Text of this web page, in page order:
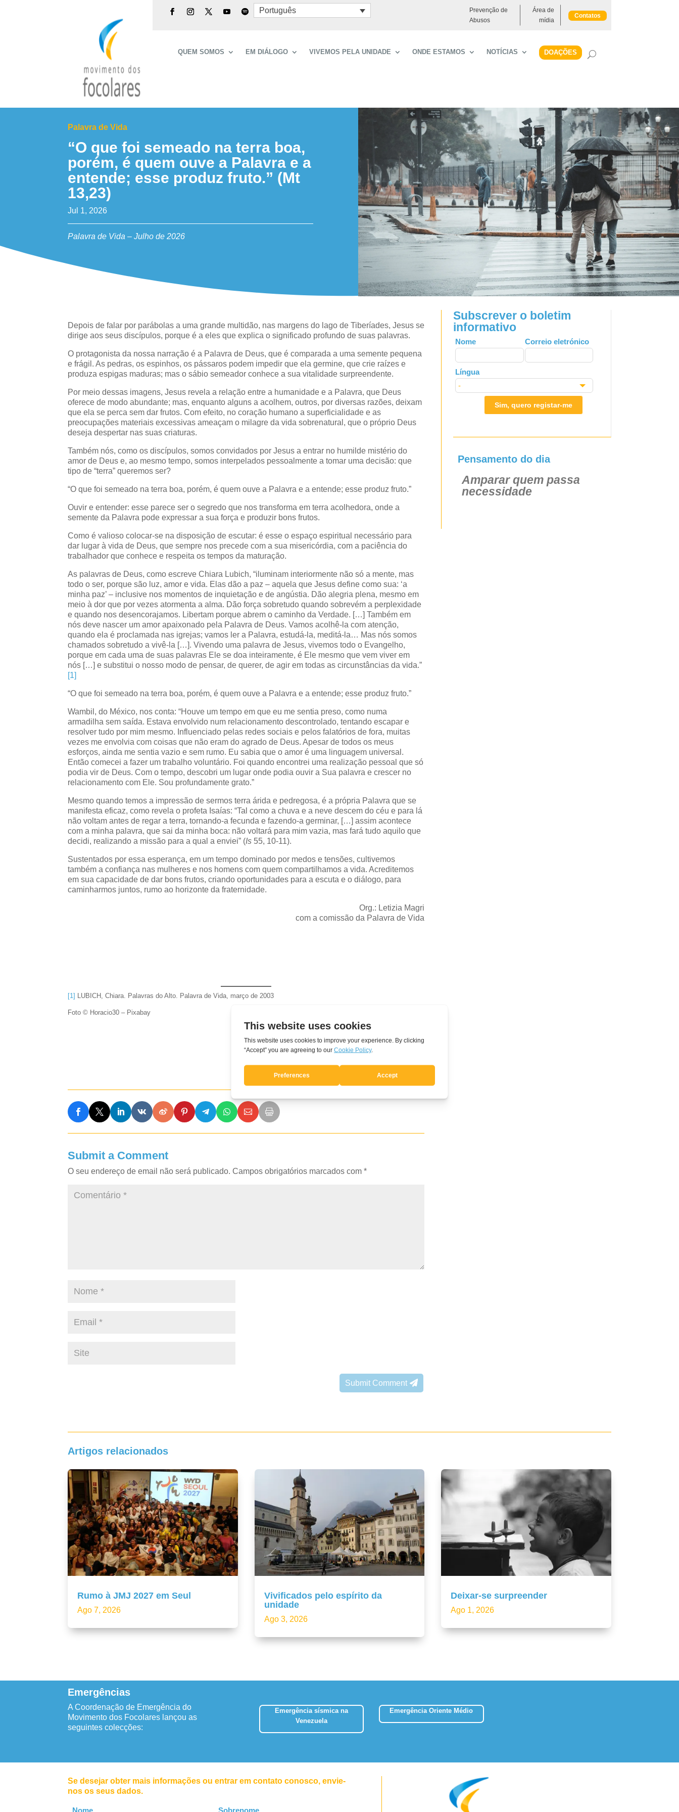
Português
Prevenção de
Abusos
Área de
mídia
Contatos
QUEM SOMOS EM DIÁLOGO VIVEMOS PELA UNIDADE ONDE ESTAMOS NOTÍCIAS DOAÇÕES
Palavra de Vida
“O que foi semeado na terra boa,
porém, é quem ouve a Palavra e a
entende; esse produz fruto.” (Mt
13,23)
Jul 1, 2026
Palavra de Vida – Julho de 2026
Depois de falar por parábolas a uma grande multidão, nas margens do lago de Tiberíades, Jesus se
dirige aos seus discípulos, porque é a eles que explica o significado profundo de suas palavras.
O protagonista da nossa narração é a Palavra de Deus, que é comparada a uma semente pequena
e frágil. As pedras, os espinhos, os pássaros podem impedir que ela germine, que crie raízes e
produza espigas maduras; mas o sábio semeador conhece a sua vitalidade surpreendente.
Por meio dessas imagens, Jesus revela a relação entre a humanidade e a Palavra, que Deus
oferece de modo abundante; mas, enquanto alguns a acolhem, outros, por diversas razões, deixam
que ela se perca sem dar frutos. Com efeito, no coração humano a superficialidade e as
preocupações materiais excessivas ameaçam o milagre da vida sobrenatural, que o próprio Deus
deseja despertar nas suas criaturas.
Também nós, como os discípulos, somos convidados por Jesus a entrar no humilde mistério do
amor de Deus e, ao mesmo tempo, somos interpelados pessoalmente a tomar uma decisão: que
tipo de “terra” queremos ser?
“O que foi semeado na terra boa, porém, é quem ouve a Palavra e a entende; esse produz fruto.”
Ouvir e entender: esse parece ser o segredo que nos transforma em terra acolhedora, onde a
semente da Palavra pode expressar a sua força e produzir bons frutos.
Como é valioso colocar-se na disposição de escutar: é esse o espaço espiritual necessário para
dar lugar à vida de Deus, que sempre nos precede com a sua misericórdia, com a paciência do
trabalhador que conhece e respeita os tempos da maturação.
As palavras de Deus, como escreve Chiara Lubich, “iluminam interiormente não só a mente, mas
todo o ser, porque são luz, amor e vida. Elas dão a paz – aquela que Jesus define como sua: ‘a
minha paz’ – inclusive nos momentos de inquietação e de angústia. Dão alegria plena, mesmo em
meio à dor que por vezes atormenta a alma. Dão força sobretudo quando sobrevém a perplexidade
e quando nos desencorajamos. Libertam porque abrem o caminho da Verdade. […] Também em
nós deve nascer um amor apaixonado pela Palavra de Deus. Vamos acolhê-la com atenção,
quando ela é proclamada nas igrejas; vamos ler a Palavra, estudá-la, meditá-la… Mas nós somos
chamados sobretudo a vivê-la […]. Vivendo uma palavra de Jesus, vivemos todo o Evangelho,
porque em cada uma de suas palavras Ele se doa inteiramente, é Ele mesmo que vem viver em
nós […] e substitui o nosso modo de pensar, de querer, de agir em todas as circunstâncias da vida.”
[1]
“O que foi semeado na terra boa, porém, é quem ouve a Palavra e a entende; esse produz fruto.”
Wambil, do México, nos conta: “Houve um tempo em que eu me sentia preso, como numa
armadilha sem saída. Estava envolvido num relacionamento descontrolado, tentando escapar e
resolver tudo por mim mesmo. Influenciado pelas redes sociais e pelos falatórios de fora, muitas
vezes me envolvia com coisas que não eram do agrado de Deus. Apesar de todos os meus
esforços, ainda me sentia vazio e sem rumo. Eu sabia que o amor é uma linguagem universal.
Então comecei a fazer um trabalho voluntário. Foi quando encontrei uma realização pessoal que só
podia vir de Deus. Com o tempo, descobri um lugar onde podia ouvir a Sua palavra e crescer no
relacionamento com Ele. Sou profundamente grato.”
Mesmo quando temos a impressão de sermos terra árida e pedregosa, é a própria Palavra que se
manifesta eficaz, como revela o profeta Isaías: “Tal como a chuva e a neve descem do céu e para lá
não voltam antes de regar a terra, tornando-a fecunda e fazendo-a germinar, […] assim acontece
com a minha palavra, que sai da minha boca: não voltará para mim vazia, mas fará tudo aquilo que
decidi, realizando a missão para a qual a enviei” (Is 55, 10-11).
Sustentados por essa esperança, em um tempo dominado por medos e tensões, cultivemos
também a confiança nas mulheres e nos homens com quem compartilhamos a vida. Acreditemos
em sua capacidade de dar bons frutos, criando oportunidades para a escuta e o diálogo, para
caminharmos juntos, rumo ao horizonte da fraternidade.
Org.: Letizia Magri
com a comissão da Palavra de Vida
[1] LUBICH, Chiara. Palavras do Alto. Palavra de Vida, março de 2003
Foto © Horacio30 – Pixabay
Submit a Comment
O seu endereço de email não será publicado. Campos obrigatórios marcados com*
Submit Comment
Subscrever o boletim
informativo
Leave
this
field
blank
Nome Correio eletrónico
Língua
Sim, quero registar-me
Pensamento do dia
Amparar quem passa
necessidade
Artigos relacionados
Rumo à JMJ 2027 em Seul
Ago 7, 2026
Vivificados pelo espírito da
unidade
Ago 3, 2026
Deixar-se surpreender
Ago 1, 2026
Emergências
A Coordenação de Emergência do
Movimento dos Focolares lançou as
seguintes colecções:
Emergência sísmica na
Venezuela
Emergência Oriente Médio
Se desejar obter mais informações ou entrar em contato conosco, envie-
nos os seus dados.
Leave
Nome Sobrenome